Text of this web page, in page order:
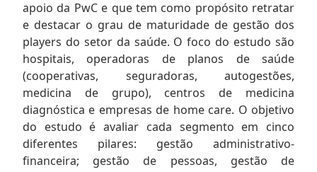
apoio da PwC e que tem como propósito retratar
e destacar o grau de maturidade de gestão dos
players do setor da saúde. O foco do estudo são
hospitais, operadoras de planos de saúde
(cooperativas, seguradoras, autogestões,
medicina de grupo), centros de medicina
diagnóstica e empresas de home care. O objetivo
do estudo é avaliar cada segmento em cinco
diferentes pilares: gestão administrativo-
financeira; gestão de pessoas, gestão de